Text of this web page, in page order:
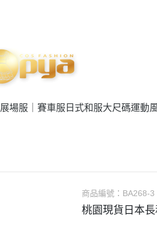
展場服｜賽車服 日式和服大尺碼運動
商品編號： BA268-3
桃園現貨日本